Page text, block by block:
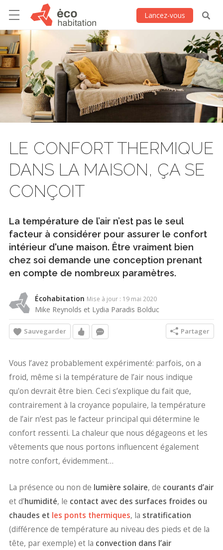
Lancez-vous
LE CONFORT THERMIQUE
DANS LA MAISON, ÇA SE
CONÇOIT
La température de l’air n’est pas le seul
facteur à considérer pour assurer le confort
intérieur d'une maison. Être vraiment bien
chez soi demande une conception prenant
en compte de nombreux paramètres.
Écohabitation Mise à jour : 19 mai 2020
Mike Reynolds et Lydia Paradis Bolduc
Sauvegarder Partager
Vous l’avez probablement expérimenté: parfois, on a
froid, même si la température de l’air nous indique
qu'on devrait être bien. Ceci s’explique du fait que,
contrairement à la croyance populaire, la température
de l’air n’est pas le facteur principal qui détermine le
confort ressenti. La chaleur que nous dégageons et les
vêtements que nous portons influencent également
notre confort, évidemment…
La présence ou non de lumière solaire, de courants d’air
et d’humidité, le contact avec des surfaces froides ou
chaudes et les ponts thermiques, la stratification
(différence de température au niveau des pieds et de la
tête, par exemple) et la convection dans l’air